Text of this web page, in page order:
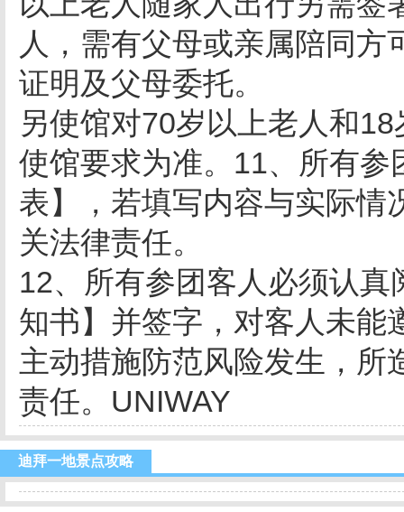
人，需有父母或亲属陪同
证明及父母委托。
另使馆对70岁以上老人和
使馆要求为准。11、所有
表】，若填写内容与实际情
关法律责任。
12、所有参团客人必须认
知书】并签字，对客人未能
主动措施防范风险发生，所
责任。UNIWAY
迪拜一地景点攻略